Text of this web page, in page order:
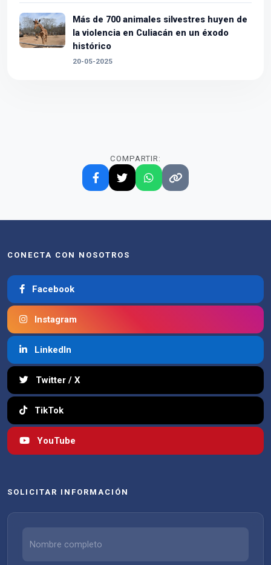
Más de 700 animales silvestres huyen de
la violencia en Culiacán en un éxodo
histórico
20-05-2025
COMPARTIR:
CONECTA CON NOSOTROS
Facebook
Instagram
LinkedIn
Twitter / X
TikTok
YouTube
SOLICITAR INFORMACIÓN